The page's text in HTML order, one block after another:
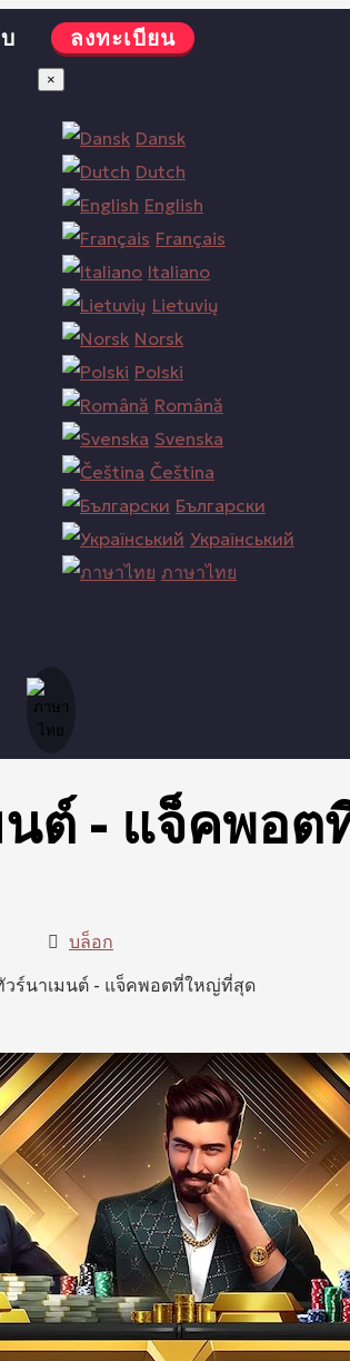
ลงทะเบียน
×
Dansk
Dutch
English
Français
Italiano
Lietuvių
Norsk
Polski
Română
Svenska
Čeština
Български
Український
ภาษาไทย
นต์ - แจ็คพอ
บล็อก
วร์นาเมนต์ - แจ็คพอตที่ใหญ่ที่สุด